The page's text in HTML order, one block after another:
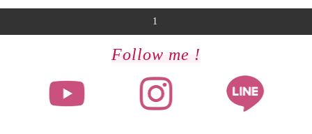
1
Follow me !